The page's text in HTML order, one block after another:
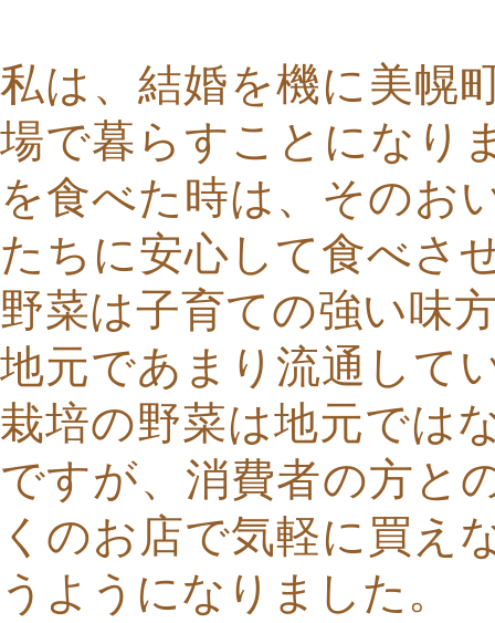
私は、結婚を機に美幌
場で暮らすことになり
を食べた時は、そのお
たちに安心して食べさ
野菜は子育ての強い味
地元であまり流通して
栽培の野菜は地元では
ですが、消費者の方と
くのお店で気軽に買え
うようになりました。